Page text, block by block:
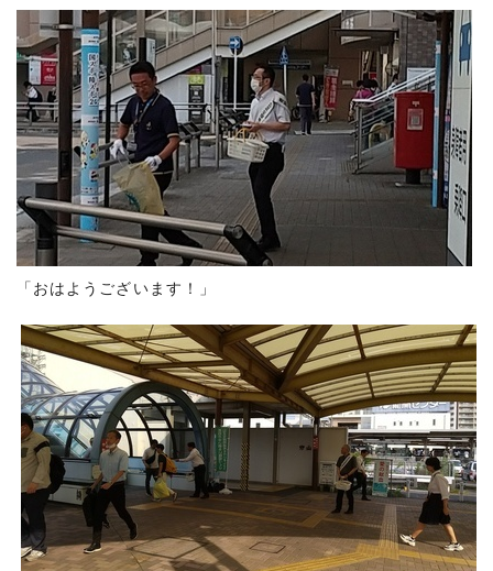
「おはようございます！」